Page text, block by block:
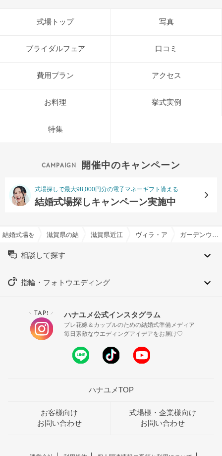
式場トップ 写真
ブライダルフェア 口コミ
費用プラン アクセス
お料理 挙式実例
特集
開催中のキャンペーン
式場探しで最大98,000円分の電子マネーギフト貰える
結婚式場探しキャンペーン実施中
結婚式場を探すならハナユメ
滋賀県の結婚式場一覧滋賀県近江八幡市の結婚式場一覧
ヴィラ・アンジェリカで結婚
相談して探す
指輪・フォトウエディング
＼ TAP! ／ ハナユメ公式インスタグラム
プレ花嫁＆カップルのための結婚式準備メディア
毎日素敵なウエディングアイデアをお届け♡
ハナユメTOP
お客様向け
お問い合わせ
式場様・企業様向け
お問い合わせ